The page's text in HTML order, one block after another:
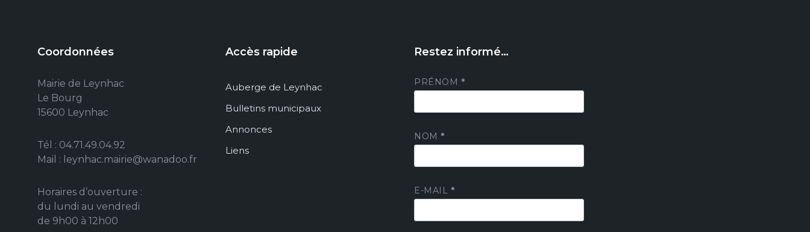
Coordonnées
Mairie de Leynhac
Le Bourg
15600 Leynhac
Tél : 04.71.49.04.92
Mail : leynhac.mairie@wanadoo.fr
Horaires d’ouverture :
du lundi au vendredi
de 9h00 à 12h00
Accès rapide
Auberge de Leynhac
Bulletins municipaux
Annonces
Liens
Restez informé…
PRÉNOM *
NOM *
E-MAIL *